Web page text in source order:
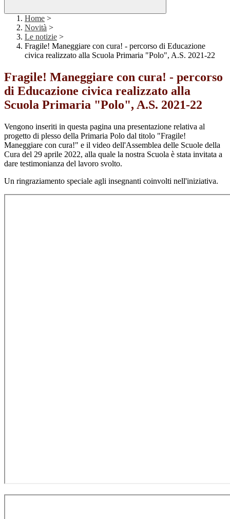
Home >
Novità >
Le notizie >
Fragile! Maneggiare con cura! - percorso di Educazione
civica realizzato alla Scuola Primaria "Polo", A.S. 2021-22
Fragile! Maneggiare con cura! - percorso
di Educazione civica realizzato alla
Scuola Primaria "Polo", A.S. 2021-22
Vengono inseriti in questa pagina una presentazione relativa al
progetto di plesso della Primaria Polo dal titolo "Fragile!
Maneggiare con cura!" e il video dell'Assemblea delle Scuole della
Cura del 29 aprile 2022, alla quale la nostra Scuola è stata invitata a
dare testimonianza del lavoro svolto.
Un ringraziamento speciale agli insegnanti coinvolti nell'iniziativa.